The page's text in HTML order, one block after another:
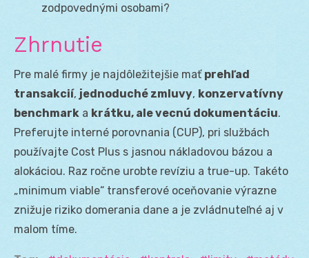
zodpovednými osobami?
Zhrnutie
Pre malé firmy je najdôležitejšie mať prehľad
transakcií, jednoduché zmluvy, konzervatívny
benchmark a krátku, ale vecnú dokumentáciu.
Preferujte interné porovnania (CUP), pri službách
používajte Cost Plus s jasnou nákladovou bázou a
alokáciou. Raz ročne urobte revíziu a true-up. Takéto
„minimum viable“ transferové oceňovanie výrazne
znižuje riziko domerania dane a je zvládnuteľné aj v
malom tíme.